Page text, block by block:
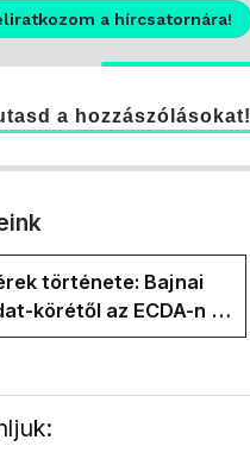
a hírcsatornára!
a hozzászólásokat!
története: Bajnai
körétől az ECDA-n át
stábjáig